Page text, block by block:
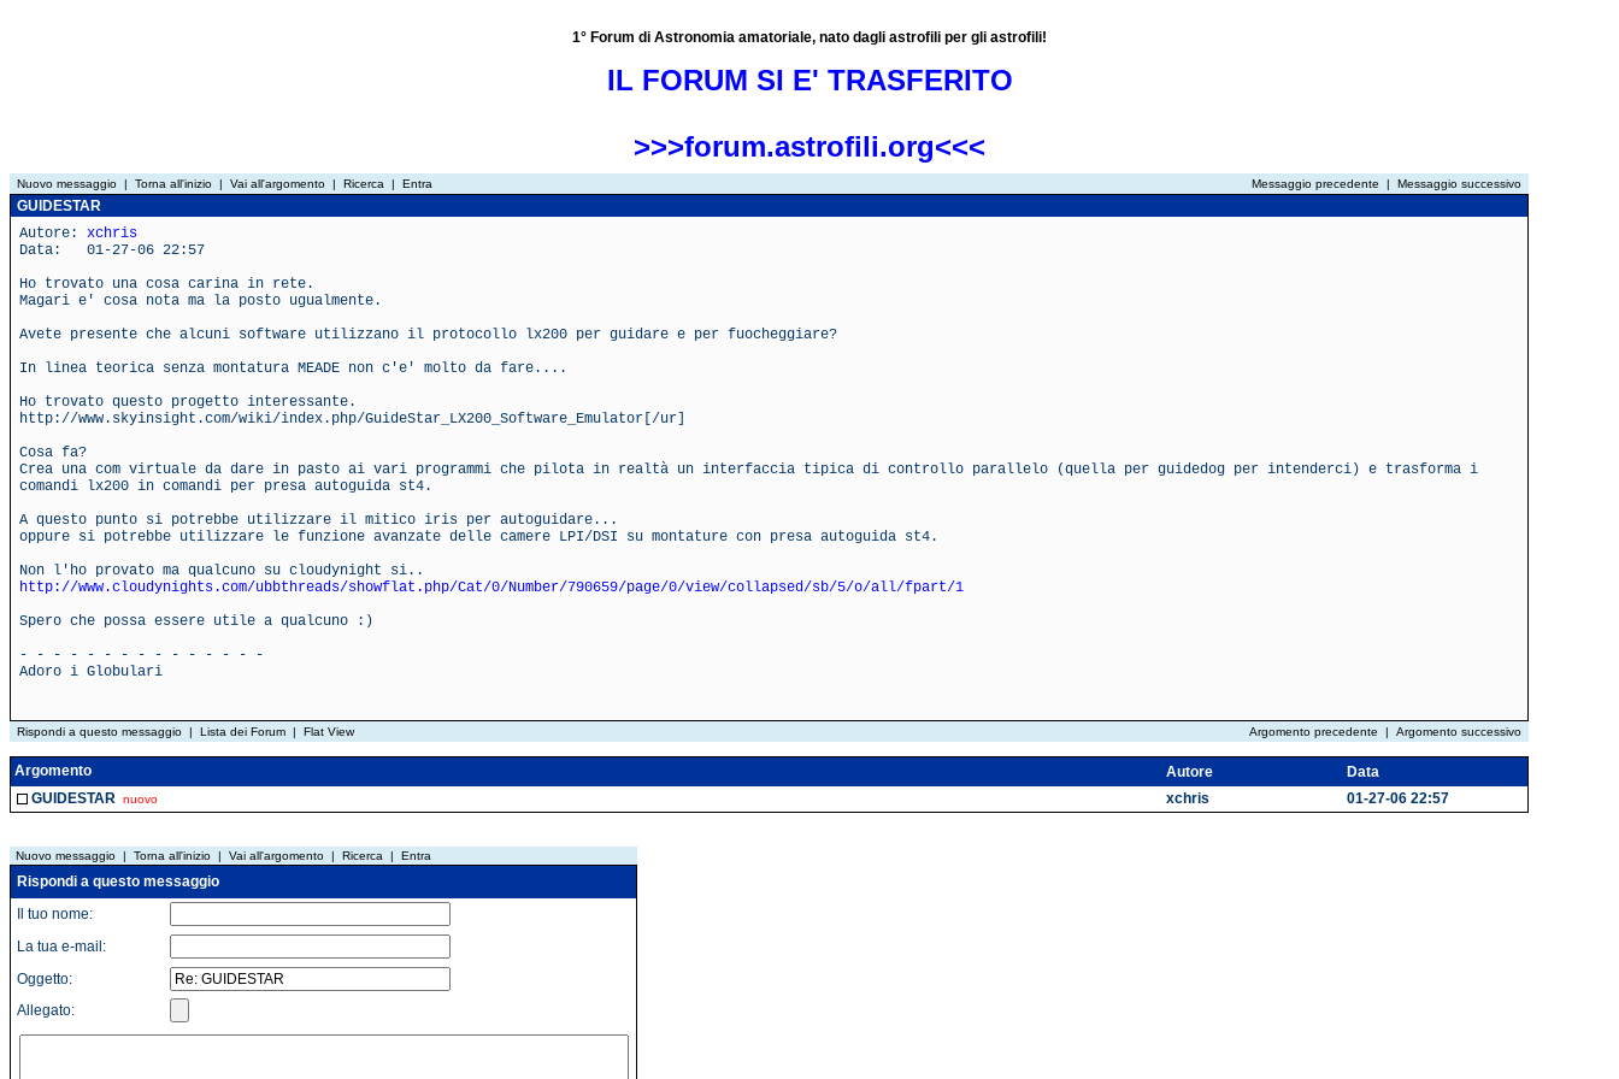
1° Forum di Astronomia amatoriale, nato dagli astrofili per gli astrofili!
IL FORUM SI E' TRASFERITO
>>>forum.astrofili.org<<<
Nuovo messaggio | Torna all'inizio | Vai all'argomento | Ricerca | Entra Messaggio precedente | Messaggio successivo
GUIDESTAR
Autore: xchris
Data: 01-27-06 22:57
Ho trovato una cosa carina in rete.
Magari e' cosa nota ma la posto ugualmente.
Avete presente che alcuni software utilizzano il protocollo lx200 per guidare e per fuocheggiare?
In linea teorica senza montatura MEADE non c'e' molto da fare....
Ho trovato questo progetto interessante.
http://www.skyinsight.com/wiki/index.php/GuideStar_LX200_Software_Emulator[/ur]
Cosa fa?
Crea una com virtuale da dare in pasto ai vari programmi che pilota in realtà un interfaccia tipica di controllo parallelo (quella per guidedog per intenderci) e trasforma i
comandi lx200 in comandi per presa autoguida st4.
A questo punto si potrebbe utilizzare il mitico iris per autoguidare...
oppure si potrebbe utilizzare le funzione avanzate delle camere LPI/DSI su montature con presa autoguida st4.
Non l'ho provato ma qualcuno su cloudynight si..
http://www.cloudynights.com/ubbthreads/showflat.php/Cat/0/Number/790659/page/0/view/collapsed/sb/5/o/all/fpart/1
Spero che possa essere utile a qualcuno :)
- - - - - - - - - - - - - - -
Adoro i Globulari
Rispondi a questo messaggio | Lista dei Forum | Flat View Argomento precedente | Argomento successivo
Argomento Autore
Data
GUIDESTAR nuovo xchris 01-27-06 22:57
Nuovo messaggio | Torna all'inizio | Vai all'argomento | Ricerca | Entra
Rispondi a questo messaggio
Il tuo nome:
La tua e-mail:
Oggetto:
Allegato: